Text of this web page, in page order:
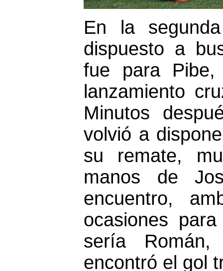
En la
dispuesto a
fue para
lanzamiento
Minutos
volvió a
su remate,
manos de
encuentro,
ocasiones
sería
encontró el gol